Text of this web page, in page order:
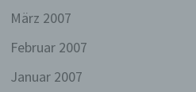
März 2007
Februar 2007
Januar 2007
g)
Verarbeitung
Verantwortlicher ist die